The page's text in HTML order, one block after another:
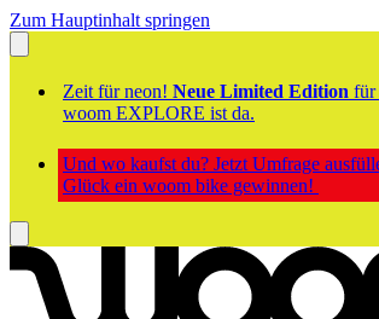
Zum Hauptinhalt springen
Zeit für neon! Neue Limited Edition für
woom EXPLORE ist da.
Und wo kaufst du? Jetzt Umfrage
Glück ein woom bike gewinnen!